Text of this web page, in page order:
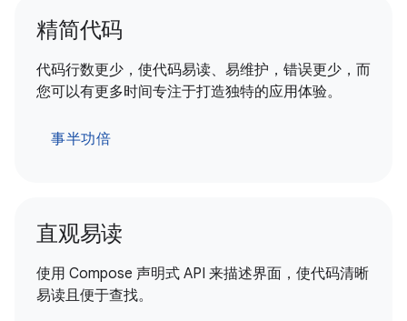
精简代码
代码行数更少，使代码易读、易维护，错误更少，而
您可以有更多时间专注于打造独特的应用体验。
事半功倍
直观易读
使用 Compose 声明式 API 来描述界面，使代码清晰
易读且便于查找。